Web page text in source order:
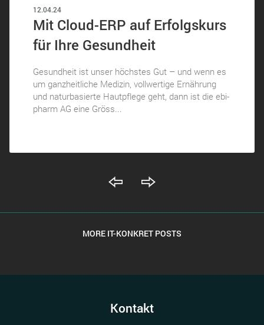
12.04.24
Mit Cloud-ERP auf Erfolgskurs
für Ihre Gesundheit
Gesundheit ist unser höchstes Gut – und wenn es
um ganzheitliche Medizin, vollwertige Ernährung
und naturbasierte Hautpflege geht, dann ist die ebi-
pharm AG eine Gröss...
MORE IT-KONKRET POSTS
Kontakt